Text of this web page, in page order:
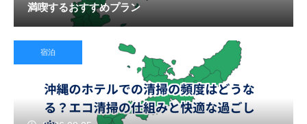
満喫するおすすめプラン
宿泊